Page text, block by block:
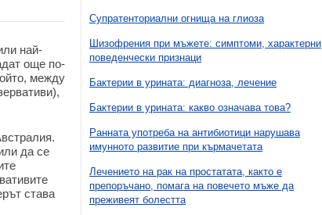
Супратенториални огнища на глиоза
Шизофрения при мъжете: симптоми, характерни
поведенчески признаци
Бактерии в урината: диагноза, лечение
Бактерии в урината: какво означава това?
Ранната употреба на антибиотици нарушава
имунното развитие при кърмачетата
Лечението на рак на простатата, както е
препоръчано, помага на повечето мъже да
преживеят болестта
най-
още по-
между
да се
става